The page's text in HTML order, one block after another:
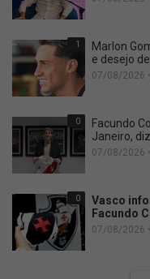
1
Marlon
e desejo
07/08/2026
0
Facundo
Janeiro,
07/08/2026
0
Vasco
Facundo
07/08/2026